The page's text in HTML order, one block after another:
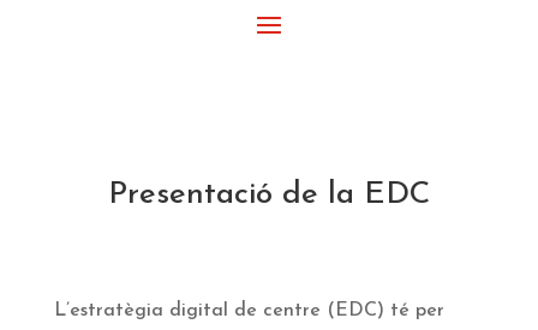
Presentació de la EDC
L’estratègia digital de centre (EDC) té per